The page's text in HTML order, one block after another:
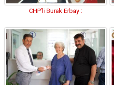
CHP’li Burak Erbay :